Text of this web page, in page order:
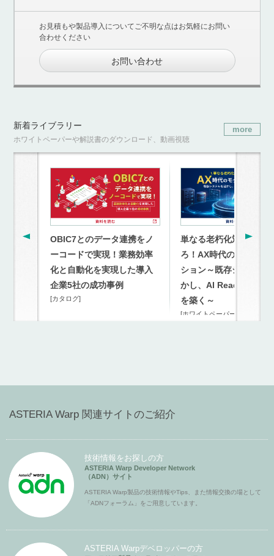
お見積もや製品導入についてご不明な点はお気軽にお問い
合わせください
お問い合わせ
新着ライブラリー
ホワイトペーパーや解説書のダウンロード、動画視聴
more
OBIC7とのデータ連携をノ
ーコードで実現！業務効率
化と自動化を実現した導入
企業5社の成功事例
[カタログ]
単なる老朽化対策を超
ろ！AX時代のモダナイ
ション～既存システム
かし、AI Readyな連携
を築く～
[ホワイトペーパー]
ASTERIA Warp 関連サイトのご紹介
技術情報をお探しの方
ASTERIA Warp Developer Network
（ADN）サイト
ASTERIA Warp製品の技術情報やTips、また情報交換の場として
「ADNフォーラム」をご用意しています。
ASTERIA Warpデベロッパーの方